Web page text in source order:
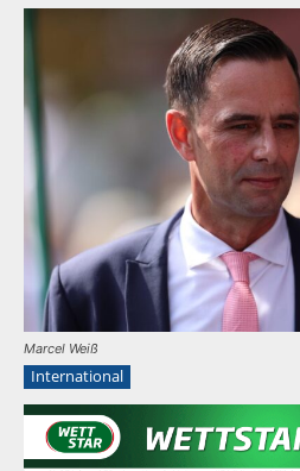
Marcel Weiß
International